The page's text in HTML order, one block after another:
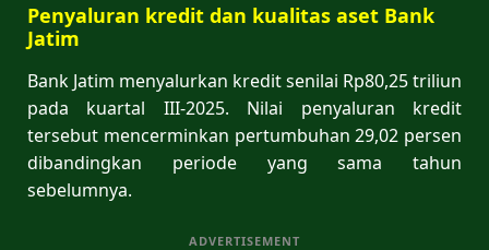
Penyaluran kredit dan kualitas aset Bank
Jatim
Bank Jatim menyalurkan kredit senilai Rp80,25 triliun
pada kuartal III-2025. Nilai penyaluran kredit
tersebut mencerminkan pertumbuhan 29,02 persen
dibandingkan periode yang sama tahun
sebelumnya.
ADVERTISEMENT